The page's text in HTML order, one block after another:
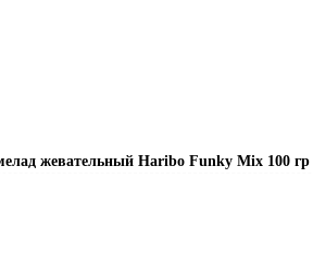
жевательный Haribo Funky Mix 100 гр